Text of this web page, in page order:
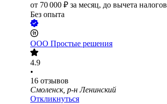
от 70 000 ₽ за месяц, до вычета налогов
Без опыта
ООО Простые решения
4.9
•
16 отзывов
Смоленск, р-н Ленинский
Откликнуться